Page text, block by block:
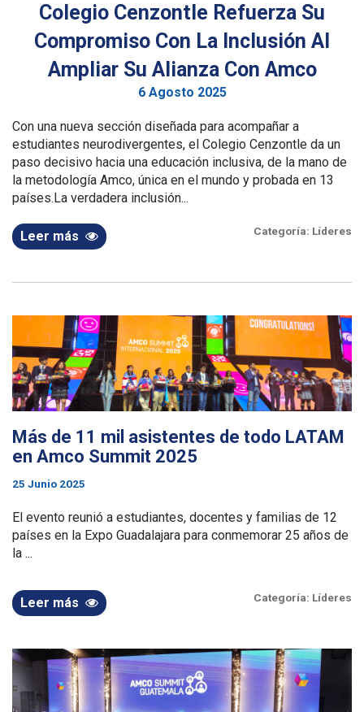
Colegio Cenzontle Refuerza Su
Compromiso Con La Inclusión Al
Ampliar Su Alianza Con Amco
6 Agosto 2025
Con una nueva sección diseñada para acompañar a
estudiantes neurodivergentes, el Colegio Cenzontle da un
paso decisivo hacia una educación inclusiva, de la mano de
la metodología Amco, única en el mundo y probada en 13
países.La verdadera inclusión...
Leer más Categoría: Líderes
Más de 11 mil asistentes de todo LATAM
en Amco Summit 2025
25 Junio 2025
El evento reunió a estudiantes, docentes y familias de 12
países en la Expo Guadalajara para conmemorar 25 años de
la ...
Leer más Categoría: Líderes